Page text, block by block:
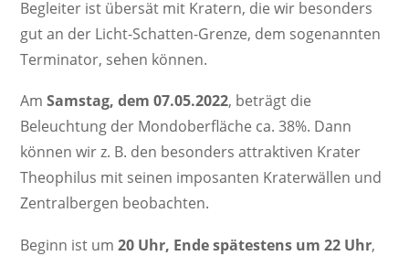
Begleiter ist übersät mit Kratern, die wir besonders
gut an der Licht-Schatten-Grenze, dem sogenannten
Terminator, sehen können.
AmSamstag, dem 07.05.2022, beträgt die
Beleuchtung der Mondoberfläche ca. 38%. Dann
können wir z. B. den besonders attraktiven Krater
Theophilus mit seinen imposanten Kraterwällen und
Zentralbergen beobachten.
Beginn ist um20 Uhr, Ende spätestens um 22 Uhr,